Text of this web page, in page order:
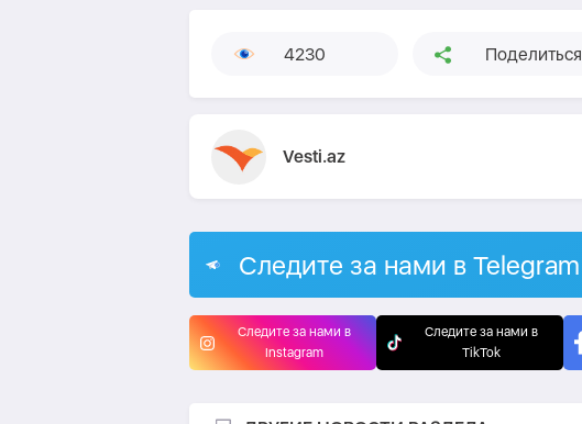
4230 Поделиться
Vesti.az
Следите за нами в Telegram
Следите за нами в
Instagram
Следите за нами в
TikTok